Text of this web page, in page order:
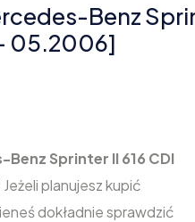
Benz
05.2006]
Sprinter II 616 CDI
planujesz kupić
dokładnie sprawdzić